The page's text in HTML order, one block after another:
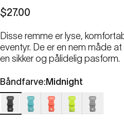
$27.00
Disse remme er lyse,
eventyr. De er en nem måde
en sikker og pålidelig pasform.
Båndets farve
Båndfarve: Midnight
MidnatOceanKoral Kalk Cloud